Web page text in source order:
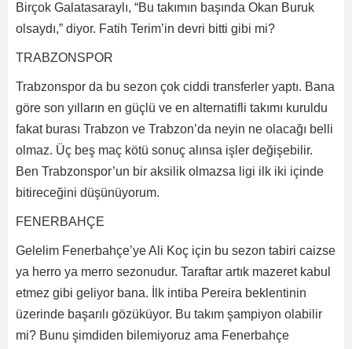
Birçok Galatasaraylı, “Bu takımın başında Okan Buruk
olsaydı,” diyor. Fatih Terim’in devri bitti gibi mi?
TRABZONSPOR
Trabzonspor da bu sezon çok ciddi transferler yaptı. Bana
göre son yılların en güçlü ve en alternatifli takımı kuruldu
fakat burası Trabzon ve Trabzon’da neyin ne olacağı belli
olmaz. Üç beş maç kötü sonuç alınsa işler değişebilir.
Ben Trabzonspor’un bir aksilik olmazsa ligi ilk iki içinde
bitireceğini düşünüyorum.
FENERBAHÇE
Gelelim Fenerbahçe’ye Ali Koç için bu sezon tabiri caizse
ya herro ya merro sezonudur. Taraftar artık mazeret kabul
etmez gibi geliyor bana. İlk intiba Pereira beklentinin
üzerinde başarılı gözüküyor. Bu takım şampiyon olabilir
mi? Bunu şimdiden bilemiyoruz ama Fenerbahçe